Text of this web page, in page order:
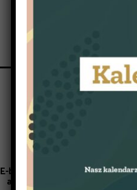
E-book: Komunikacja
alkoholu bez tabu